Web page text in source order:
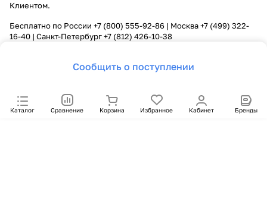
Сообщить о поступлении
Каталог Сравнение Корзина Избранное Кабинет Бренды
Клиентом.
Бесплатно по России +7 (800) 555-92-86 | Москва+7 (499) 322-
16-40 | Санкт-Петербург+7 (812) 426-10-38